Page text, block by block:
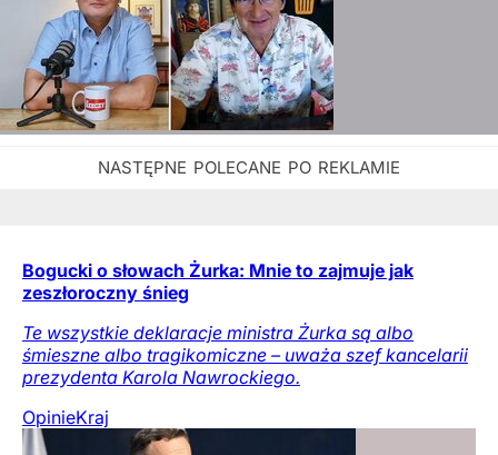
Bogucki o słowach Żurka: Mnie to zajmuje jak
zeszłoroczny śnieg
Te wszystkie deklaracje ministra Żurka są albo
śmieszne albo tragikomiczne – uważa szef kancelarii
prezydenta Karola Nawrockiego.
OpinieKraj